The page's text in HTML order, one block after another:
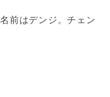
前はデンジ。チェン